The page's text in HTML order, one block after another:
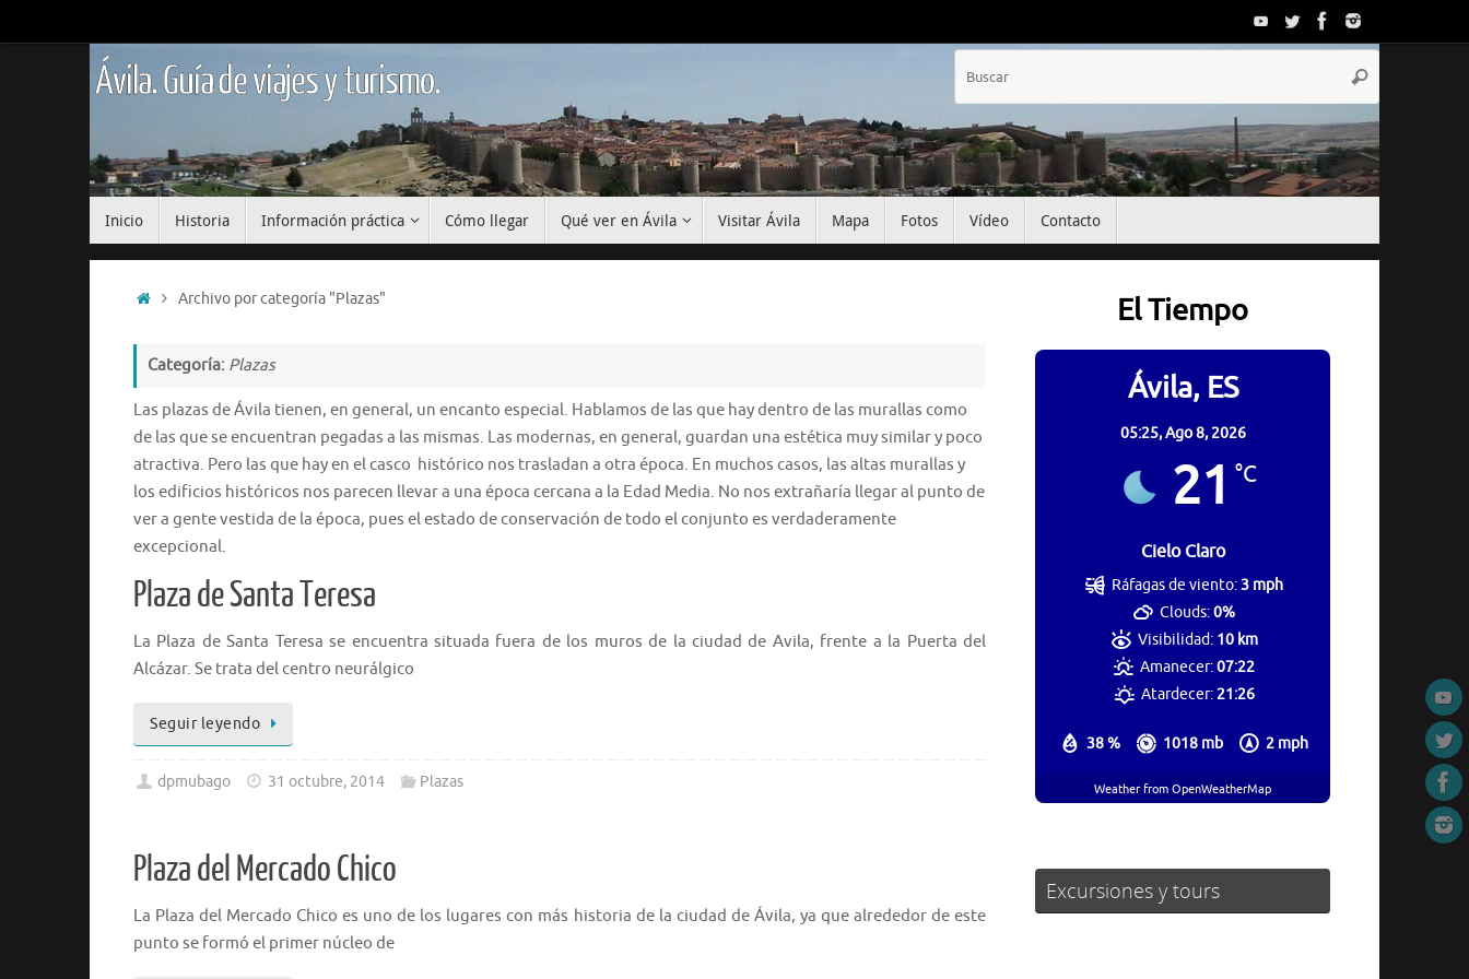
al
Ávila. Guía de viajes y turismo. Buscar
Inicio Historia Información práctica Cómo llegar Qué ver en Ávila Visitar Ávila Mapa Fotos Vídeo Contacto
InicioArchivo por categoría "Plazas"
Categoría: Plazas
Las plazas de Ávila tienen, en general, un encanto especial. Hablamos de las que hay dentro de las murallas como
de las que se encuentran pegadas a las mismas. Las modernas, en general, guardan una estética muy similar y poco
atractiva. Pero las que hay en el casco histórico nos trasladan a otra época. En muchos casos, las altas murallas y
los edificios históricos nos parecen llevar a una época cercana a la Edad Media. No nos extrañaría llegar al punto de
ver a gente vestida de la época, pues el estado de conservación de todo el conjunto es verdaderamente
excepcional.
Plaza de Santa Teresa
La Plaza de Santa Teresa se encuentra situada fuera de los muros de la ciudad de Avila, frente a la Puerta del
Alcázar. Se trata del centro neurálgico
Seguir leyendo
dpmubago 31 octubre, 2014 Plazas
Plaza del Mercado Chico
La Plaza del Mercado Chico es uno de los lugares con más historia de la ciudad de Ávila, ya que alrededor de este
punto se formó el primer núcleo de
El Tiempo
Ávila, ES
05:25,Ago 8, 2026
21 °C
Cielo Claro
38 % 1018 mb 2 mph
Ráfagas de viento:3 mph
Clouds:0%
Visibilidad: 10 km
Amanecer:07:22
Atardecer:21:26
Weather from OpenWeatherMap
Excursiones y tours